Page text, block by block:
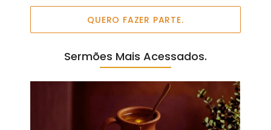
QUERO FAZER PARTE.
Sermões Mais Acessados.